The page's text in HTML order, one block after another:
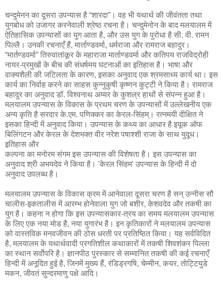
चन्दुमेनन का दूसरा उपन्यास है “शारदा”। वह भी यथार्थ की जीवंतता तथा
युगबोध को उजागर करनेवाली श्रेष्ठ रचना है। चन्दुमेनोन के बाद मलयालम में
ऐतिहासिक उपन्यासों का युग आता है, और उस युग के पुरोधा है सी. वी. रामन
पिल्लै। उनकी रचनाएँ हैं, मार्ताण्डवर्मा, धर्मराजा और रामराज बहादुर।
“मार्तण्डवर्मा” तिरुवातांकूर के महाराजा मार्ताण्डवर्मा और कतिपय राजविद्रोही
नायर-प्रमुखों के बीच की संधर्षमय घटनाओं का इतिहास है। भाषा और
वाक्यशैली की जटिलता के कारण, इसका अनुवाद एक श्रमसाध्य कार्य था। इस
कार्य का निर्वाह करने का साहस कुन्नुकुषी कृष्णन कुट्टी ने किया है। रामराज
बहादुर का अनुवाद डॉ. विश्वनाथ अय्यर के कुशल्र हाथों से संपन्न हुआ है।
मलयालम उपन्यास के विकास के प्रथम चरण के उपन्यासों में उल्लेखनीय एक
अन्य कृति है सरदार के.एम. पणिक्कर का केरल-सिंहम्‌। रत्नमयी दीक्षित ने
इसका हिन्दी में अनुवाद किया। उपन्यास के कथ्य का आधार है इयूक ऑफ
बिलिंगटन और केरल के देशभक्त वीर नरेश पषाश्शी राजा के साथ युदूध।
इतिहास और
कल्पना का मनोरम संगम इस उपन्यास की विशेषता है। इस उपन्यास का
अनुवाद श्री अभयदेव ने किया है। 'केरल सिंहम' उपन्यास के हिन्दी में दो
अनुवाद उपलब्ध है।
मलयालम उपन्यास के विकास क्रम में आनेवाला दूसरा चरण है सन्‌ उन्‍नीस सौ
चालीस-इकतालीस में आरम्भ होनेवाला युग जो बशीर, केशवदेव और तकषी का
युग है। कहना न होगा कि इस उपन्यासकार-त्रय का समय मलयालम उपन्यास
के लिए एक नया मोड है, नया युगारंभ है। इन कृतिकारों ने मलयालम उपन्यास
को वास्तविक मनवजीवन की ठोस धरती पर प्रतिष्ठित किया। यह सर्वविदित
है, मलयालम के यथार्थवादी प्रगतिशील कथाकारों में तकषी शिवशंकर पिल्‍ला
का स्थान सर्वोपरि है। ज्ञानपीठ पुरस्कार से सम्मानित तकषी की कई रचनाएँ
हिन्दी में अनूदित हुई है, जिनमें मुख्य हैं, रंडिड्रगषि, चेम्मीन, कयर, तोट्टियुडे
मकन, जीवतं सुन्दरमाणु पक्षे आदि।